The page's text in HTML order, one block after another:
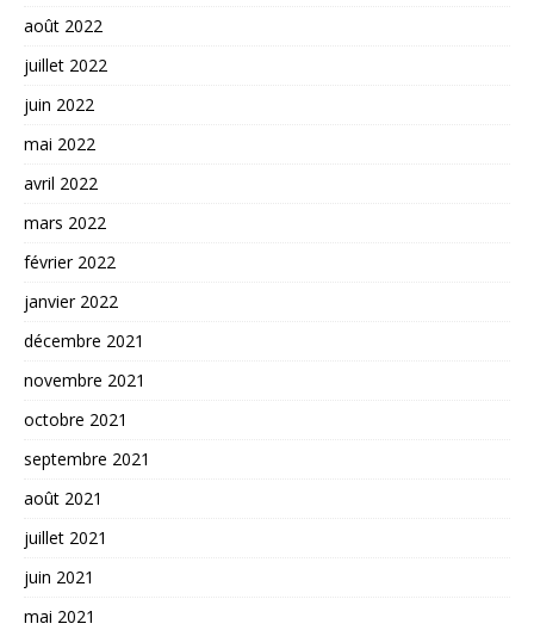
août 2022
juillet 2022
juin 2022
mai 2022
avril 2022
mars 2022
février 2022
janvier 2022
décembre 2021
novembre 2021
octobre 2021
septembre 2021
août 2021
juillet 2021
juin 2021
mai 2021